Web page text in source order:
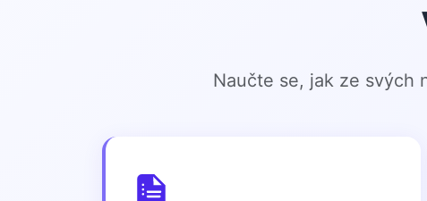
Naučte se, jak ze svých